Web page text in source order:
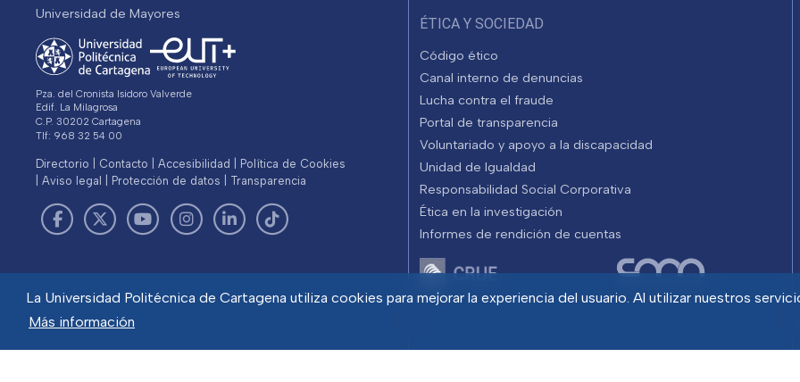
La Universidad Politécnica de Cartagena utiliza cookies para mejorar la experiencia del usuario. Al utilizar nuestros
Más información
Universidad de Mayores
Pza. del Cronista Isidoro Valverde
Edif. La Milagrosa
C.P. 30202 Cartagena
Tlf: 968 32 54 00
Directorio Contacto Accesibilidad
Política de Cookies
Aviso legal
Protección de datos Transparencia
ÉTICA Y SOCIEDAD
Código ético
Canal interno de denuncias
Lucha contra el fraude
Portal de transparencia
Voluntariado y apoyo a la discapacidad
Unidad de Igualdad
Responsabilidad Social Corporativa
Ética en la investigación
Informes de rendición de cuentas